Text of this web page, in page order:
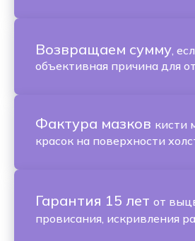
Возвращаем сумму,
объективная причина для
Фактура мазков кисти
красок на поверхности
Гарантия 15 лет от
провисания, искривления